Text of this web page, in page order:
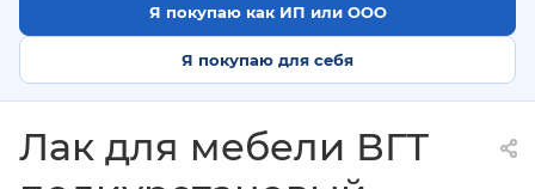
Я покупаю как ИП или ООО
Я покупаю для себя
Лак для мебели ВГТ